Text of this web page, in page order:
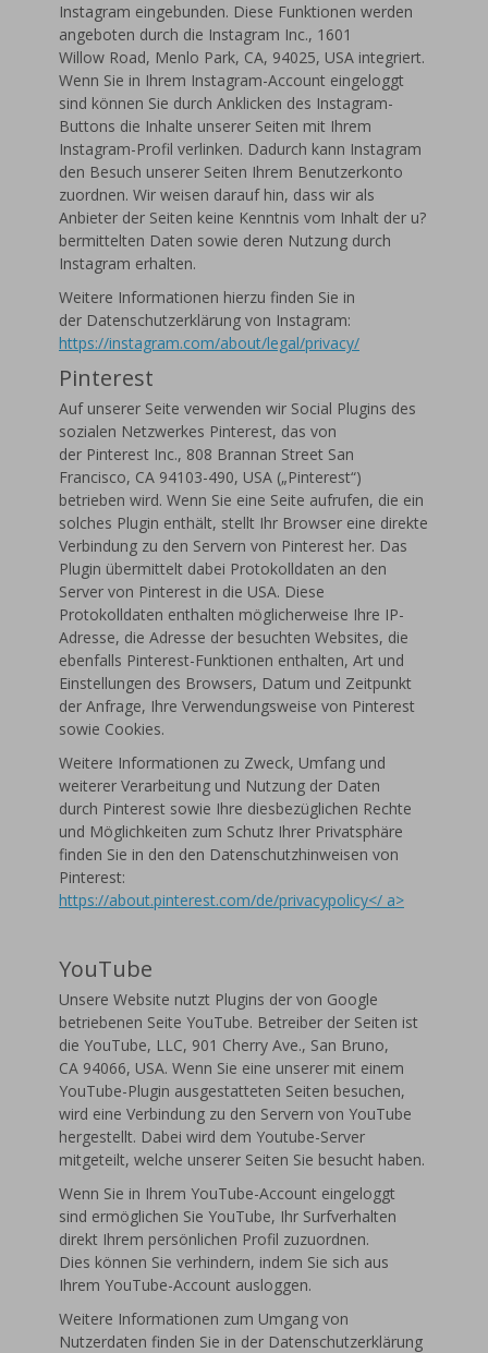
Instagram eingebunden. Diese Funktionen werden
angeboten durch die Instagram Inc., 1601
Willow Road, Menlo Park, CA, 94025, USA integriert.
Wenn Sie in Ihrem Instagram-Account eingeloggt
sind können Sie durch Anklicken des Instagram-
Buttons die Inhalte unserer Seiten mit Ihrem
Instagram-Profil verlinken. Dadurch kann Instagram
den Besuch unserer Seiten Ihrem Benutzerkonto
zuordnen. Wir weisen darauf hin, dass wir als
Anbieter der Seiten keine Kenntnis vom Inhalt der u?
bermittelten Daten sowie deren Nutzung durch
Instagram erhalten.
Weitere Informationen hierzu finden Sie in
der Datenschutzerklärung von Instagram:
https://instagram.com/about/legal/privacy/
Pinterest
Auf unserer Seite verwenden wir Social Plugins des
sozialen Netzwerkes Pinterest, das von
der Pinterest Inc., 808 Brannan Street San
Francisco, CA 94103-490, USA („Pinterest“)
betrieben wird. Wenn Sie eine Seite aufrufen, die ein
solches Plugin enthält, stellt Ihr Browser eine direkte
Verbindung zu den Servern von Pinterest her. Das
Plugin übermittelt dabei Protokolldaten an den
Server von Pinterest in die USA. Diese
Protokolldaten enthalten möglicherweise Ihre IP-
Adresse, die Adresse der besuchten Websites, die
ebenfalls Pinterest-Funktionen enthalten, Art und
Einstellungen des Browsers, Datum und Zeitpunkt
der Anfrage, Ihre Verwendungsweise von Pinterest
sowie Cookies.
Weitere Informationen zu Zweck, Umfang und
weiterer Verarbeitung und Nutzung der Daten
durch Pinterest sowie Ihre diesbezüglichen Rechte
und Möglichkeiten zum Schutz Ihrer Privatsphäre
finden Sie in den den Datenschutzhinweisen von
Pinterest:
https://about.pinterest.com/de/privacypolicy</ a>
YouTube
Unsere Website nutzt Plugins der von Google
betriebenen Seite YouTube. Betreiber der Seiten ist
die YouTube, LLC, 901 Cherry Ave., San Bruno,
CA 94066, USA. Wenn Sie eine unserer mit einem
YouTube-Plugin ausgestatteten Seiten besuchen,
wird eine Verbindung zu den Servern von YouTube
hergestellt. Dabei wird dem Youtube-Server
mitgeteilt, welche unserer Seiten Sie besucht haben.
Wenn Sie in Ihrem YouTube-Account eingeloggt
sind ermöglichen Sie YouTube, Ihr Surfverhalten
direkt Ihrem persönlichen Profil zuzuordnen.
Dies können Sie verhindern, indem Sie sich aus
Ihrem YouTube-Account ausloggen.
Weitere Informationen zum Umgang von
Nutzerdaten finden Sie in der Datenschutzerklärung